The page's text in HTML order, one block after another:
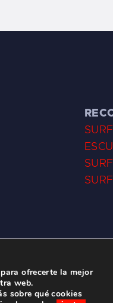
ofrecerte la mejor
web.
sobre qué cookies